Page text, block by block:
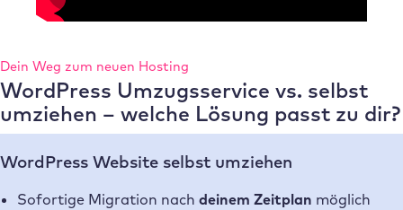
Dein Weg zum neuen Hosting
WordPress Umzugsservice vs. selbst
umziehen – welche Lösung passt zu dir?
WordPress Website selbst umziehen
Sofortige Migration nach deinem Zeitplan möglich